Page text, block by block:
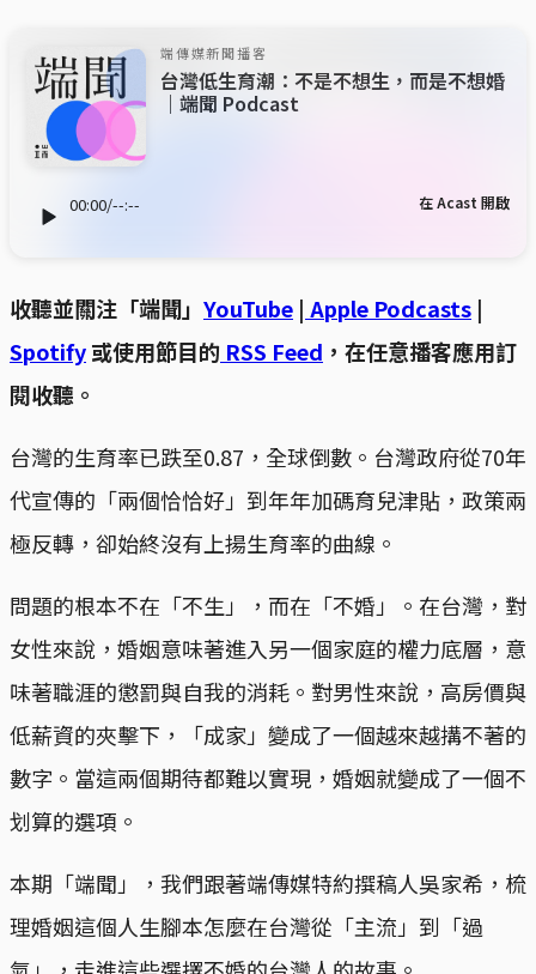
端傳媒新聞播客
台灣低生育潮：不是不想生，而是不想婚
｜端聞 Podcast
00:00/--:-- 在 Acast 開啟
收聽並關注「端聞」 YouTube | Apple Podcasts |
Spotify或使用節目的 RSS Feed ，在任意播客應用訂
閱收聽。
台灣的生育率已跌至0.87，全球倒數。台灣政府從70年
代宣傳的「兩個恰恰好」到年年加碼育兒津貼，政策兩
極反轉，卻始終沒有上揚生育率的曲線。
問題的根本不在「不生」，而在「不婚」。在台灣，對
女性來說，婚姻意味著進入另一個家庭的權力底層，意
味著職涯的懲罰與自我的消耗。對男性來說，高房價與
低薪資的夾擊下，「成家」變成了一個越來越搆不著的
數字。當這兩個期待都難以實現，婚姻就變成了一個不
划算的選項。
本期「端聞」，我們跟著端傳媒特約撰稿人吳家希，梳
理婚姻這個人生腳本怎麼在台灣從「主流」到「過